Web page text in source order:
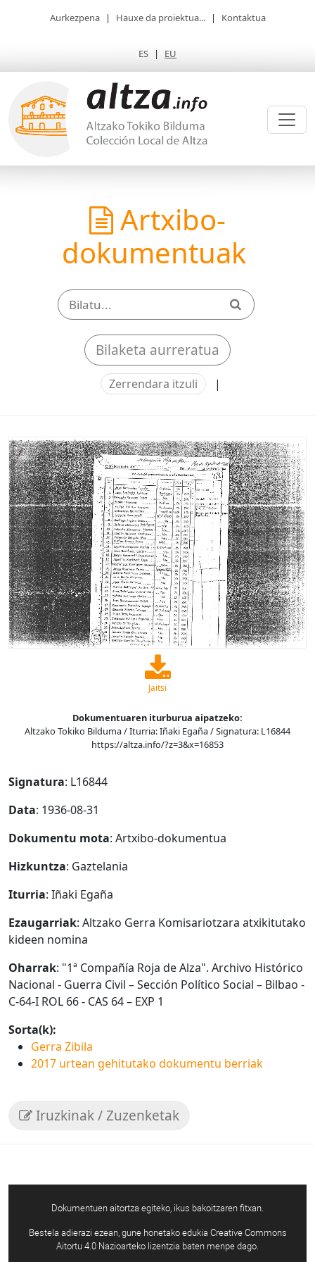
Aurkezpena | Hauxe da proiektua... | Kontaktua
ES | EU
Artxibo-
dokumentuak
Bilaketa aurreratua
Zerrendara itzuli |
Jaitsi
Dokumentuaren iturburua aipatzeko:
Altzako Tokiko Bilduma / Iturria: Iñaki Egaña / Signatura: L16844
https://altza.info/?z=3&x=16853
Signatura: L16844
Data: 1936-08-31
Dokumentu mota: Artxibo-dokumentua
Hizkuntza: Gaztelania
Iturria: Iñaki Egaña
Ezaugarriak: Altzako Gerra Komisariotzara atxikitutako
kideen nomina
Oharrak: "1ª Compañía Roja de Alza". Archivo Histórico
Nacional - Guerra Civil – Sección Político Social – Bilbao -
C-64-I ROL 66 - CAS 64 – EXP 1
Sorta(k):
Gerra Zibila
2017 urtean gehitutako dokumentu berriak
Iruzkinak / Zuzenketak
Dokumentuen aitortza egiteko, ikus bakoitzaren fitxan.
Bestela adierazi ezean, gune honetako edukia Creative Commons
Aitortu 4.0 Nazioarteko lizentzia baten menpe dago.